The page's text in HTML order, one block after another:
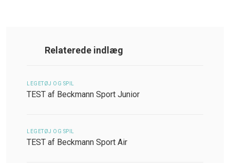
Relaterede indlæg
LEGETØJ OG SPIL
TEST af Beckmann Sport Junior
LEGETØJ OG SPIL
TEST af Beckmann Sport Air